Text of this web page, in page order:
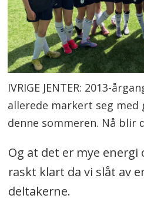
IVRIGE JENTER: 2013-
allerede markert seg med
denne sommeren. Nå blir
Og at det er mye
raskt klart da vi slåt av
deltakerne.